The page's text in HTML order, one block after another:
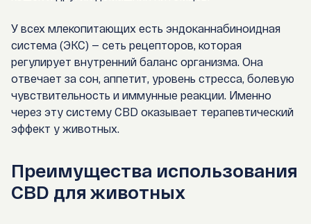
У всех млекопитающих есть эндоканнабиноидная
система (ЭКС) — сеть рецепторов, которая
регулирует внутренний баланс организма. Она
отвечает за сон, аппетит, уровень стресса, болевую
чувствительность и иммунные реакции. Именно
через эту систему CBD оказывает терапевтический
эффект у животных.
Преимущества использования
CBD для животных